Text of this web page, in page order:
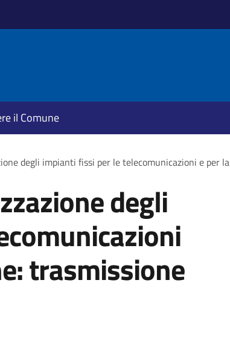
il Comune
degli impianti fissi per le telecomunicazioni e per
degli
trasmissione